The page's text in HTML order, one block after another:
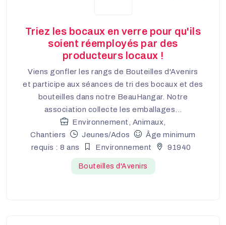
Triez les bocaux en verre pour qu'ils
soient réemployés par des
producteurs locaux !
Viens gonfler les rangs de Bouteilles d'Avenirs
et participe aux séances de tri des bocaux et des
bouteilles dans notre BeauHangar. Notre
association collecte les emballages...
Environnement, Animaux,
Chantiers
Jeunes/Ados
Âge minimum
requis : 8 ans
Environnement 91940
Bouteilles d'Avenirs